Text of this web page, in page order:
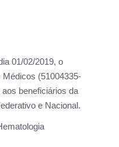
01/02/2019, o
Médicos (51004335-
beneficiários da
e Nacional.